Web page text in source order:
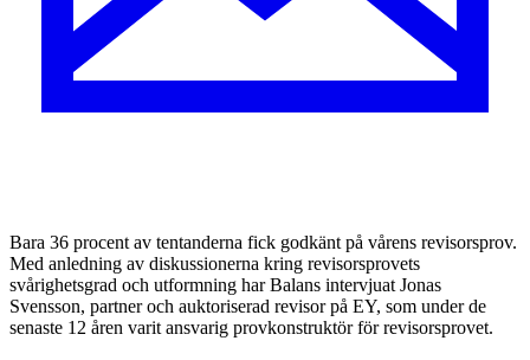
Bara 36 procent av tentanderna fick godkänt på vårens revisorsprov.
Med anledning av diskussionerna kring revisorsprovets
svårighetsgrad och utformning har Balans intervjuat Jonas
Svensson, partner och auktoriserad revisor på EY, som under de
senaste 12 åren varit ansvarig provkonstruktör för revisorsprovet.